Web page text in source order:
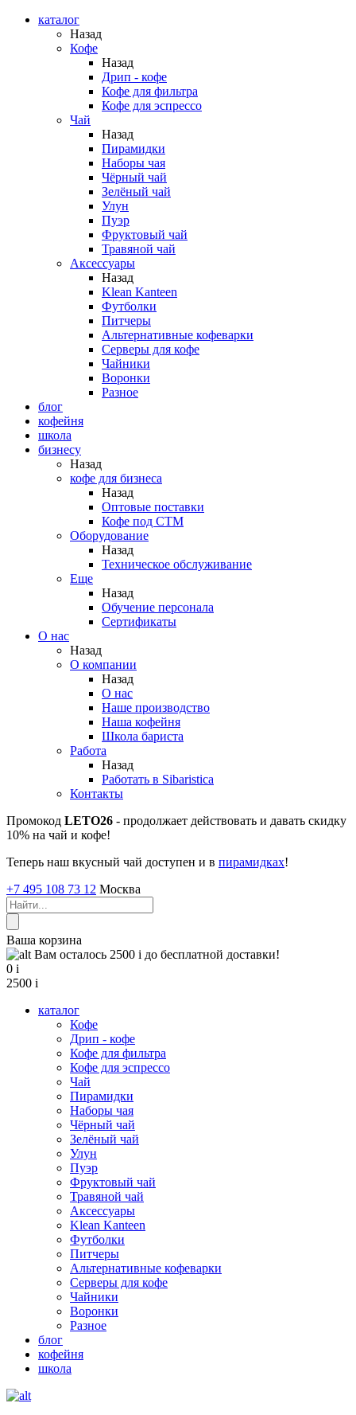
каталог
Назад
Кофе
Назад
Дрип - кофе
Кофе для фильтра
Кофе для эспрессо
Чай
Назад
Пирамидки
Наборы чая
Чёрный чай
Зелёный чай
Улун
Пуэр
Фруктовый чай
Травяной чай
Аксессуары
Назад
Klean Kanteen
Футболки
Питчеры
Альтернативные кофеварки
Серверы для кофе
Чайники
Воронки
Разное
блог
кофейня
школа
бизнесу
Назад
кофе для бизнеса
Назад
Оптовые поставки
Кофе под СТМ
Оборудование
Назад
Техническое обслуживание
Еще
Назад
Обучение персонала
Сертификаты
О нас
Назад
O компании
Назад
О нас
Наше производство
Наша кофейня
Школа бариста
Работа
Назад
Работать в Sibaristica
Контакты
Промокод LETO26 - продолжает действовать и давать скидку
10% на чай и кофе!
Теперь наш вкусный чай доступен и в пирамидках!
+7 495 108 73 12 Москва
Ваша корзина
Вам осталось 2500 i до бесплатной доставки!
0 i
2500 i
каталог
Кофе
Дрип - кофе
Кофе для фильтра
Кофе для эспрессо
Чай
Пирамидки
Наборы чая
Чёрный чай
Зелёный чай
Улун
Пуэр
Фруктовый чай
Травяной чай
Аксессуары
Klean Kanteen
Футболки
Питчеры
Альтернативные кофеварки
Серверы для кофе
Чайники
Воронки
Разное
блог
кофейня
школа